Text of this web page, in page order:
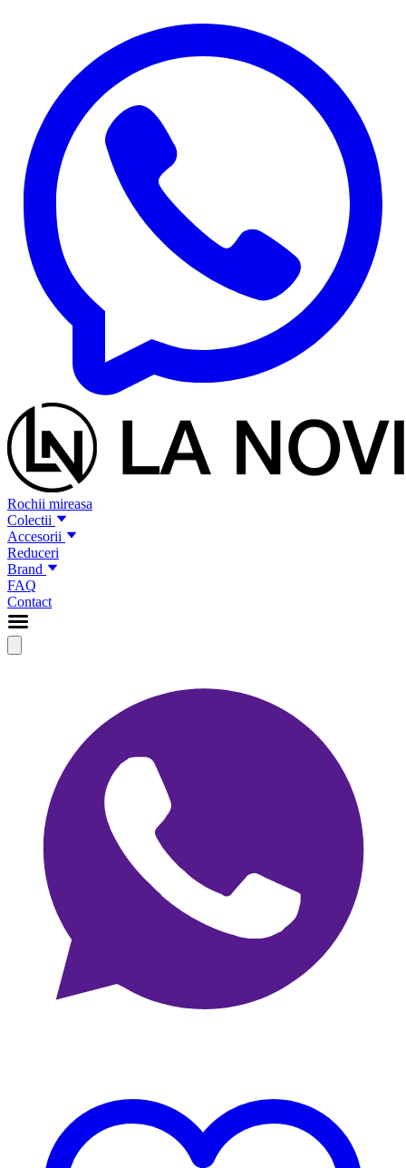
Rochii mireasa
Colectii
Accesorii
Reduceri
Brand
FAQ
Contact